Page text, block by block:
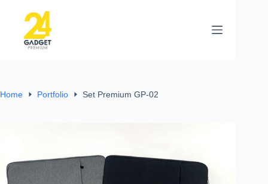
Home Portfolio Set Premium GP-02